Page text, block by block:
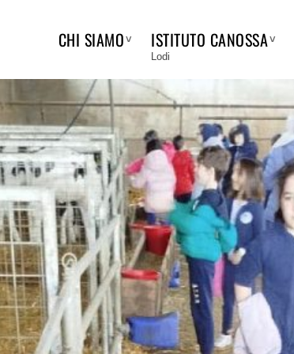
CHI SIAMO ISTITUTO CANOSSA
Lodi